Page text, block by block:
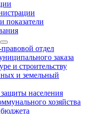
показатели
отдел
заказа
и строительству
и земельный
населения
хозяйства